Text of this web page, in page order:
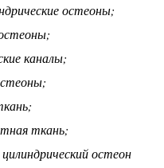
остеоны;
каналы;
ткань;
остеон